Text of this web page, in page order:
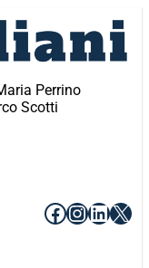
Perrino
Scotti
Facebook
X